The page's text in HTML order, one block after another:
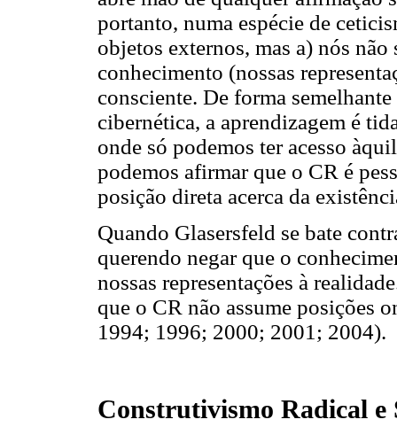
portanto, numa espécie de
objetos externos, mas a) nós
conhecimento (nossas
consciente. De forma
cibernética, a aprendizagem é
onde só podemos ter acesso
podemos afirmar que o CR é
posição direta acerca da
Quando Glasersfeld se bate
querendo negar que o
nossas representações à
que o CR não assume posições
1994; 1996; 2000; 2001; 2004).
Construtivismo Radical e